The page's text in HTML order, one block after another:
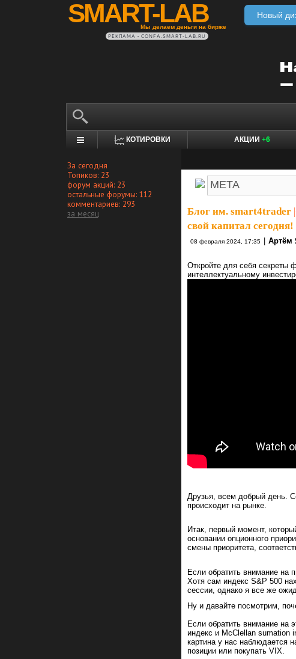
SMART-LAB
Мы делаем деньги на бирже
Новый
РЕКЛАМА • CONFA.SMART-LAB.RU
КОТИРОВКИ АКЦИИ +6
За сегодня
Топиков: 23
форум акций: 23
остальные форумы: 112
комментариев: 293
за месяц
Блог им. smart4trader
свой капитал
08 февраля 2024, 17:35 Артём
Откройте для себя секреты
интеллектуальному
Друзья, всем добрый день.
происходит на рынке.
Итак, первый момент,
основании опционного
смены приоритета,
Если обратить внимание на
Хотя сам индекс S&P 500
сессии, однако я все же
Ну и давайте посмотрим,
Если обратить внимание на
индекс и McClellan sumation
картина у нас наблюдается
позиции или покупать VIX.